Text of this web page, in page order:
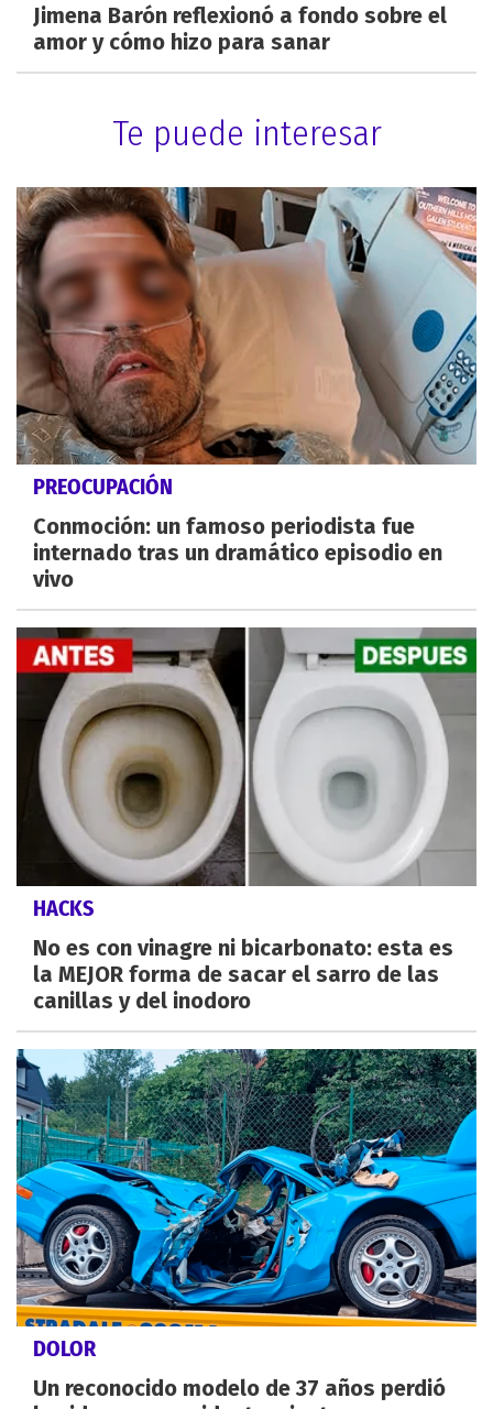
Jimena Barón reflexionó a fondo sobre el
amor y cómo hizo para sanar
Te puede interesar
PREOCUPACIÓN
Conmoción: un famoso periodista fue
internado tras un dramático episodio en
vivo
HACKS
No es con vinagre ni bicarbonato: esta es
la MEJOR forma de sacar el sarro de las
canillas y del inodoro
DOLOR
Un reconocido modelo de 37 años perdió